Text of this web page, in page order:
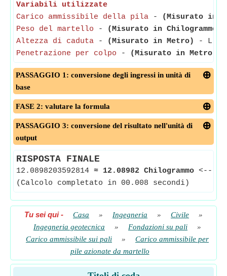
Variabili utilizzate
Carico ammissibile della pila -
(Misurato in
Peso del martello - (Misurato in Chilogrammo)
Altezza di caduta - (Misurato in Metro)
-
Penetrazione per colpo - (Misurato in Metro)
PASSAGGIO 1: conversione degli ingressi in unità di
base
FASE 2: valutare la formula
PASSAGGIO 3: conversione del risultato nell'unità di
output
RISPOSTA FINALE
12.0898203592814 ≈ 12.08982 Chilogrammo <--
(Calcolo completato in 00.008 secondi)
Tu sei qui- Casa » Ingegneria » Civile
»
Ingegneria geotecnica
» Fondazioni su pali
»
Carico ammissibile sui pali
»
Carico ammissibile per
pile azionate da martello